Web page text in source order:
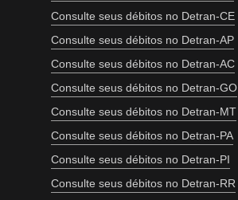
Consulte seus débitos no Detran-CE
Consulte seus débitos no Detran-AP
Consulte seus débitos no Detran-AC
Consulte seus débitos no Detran-GO
Consulte seus débitos no Detran-MT
Consulte seus débitos no Detran-PA
Consulte seus débitos no Detran-PI
Consulte seus débitos no Detran-RR